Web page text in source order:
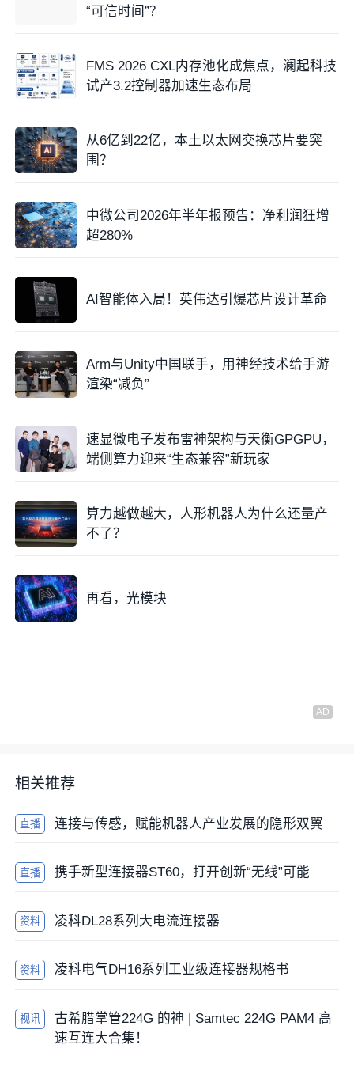
“可信时间”？
FMS 2026 CXL内存池化成焦点，澜起科技
试产3.2控制器加速生态布局
从6亿到22亿，本土以太网交换芯片要突
围？
中微公司2026年半年报预告：净利润狂增
超280%
AI智能体入局！英伟达引爆芯片设计革命
Arm与Unity中国联手，用神经技术给手游
渲染“减负”
速显微电子发布雷神架构与天衡GPGPU，
端侧算力迎来“生态兼容”新玩家
算力越做越大，人形机器人为什么还量产
不了？
再看，光模块
相关推荐
直播 连接与传感，赋能机器人产业发展的隐形双翼
直播 携手新型连接器ST60，打开创新“无线”可能
资料 凌科DL28系列大电流连接器
资料 凌科电气DH16系列工业级连接器规格书
视讯
古希腊掌管224G 的神 | Samtec 224G PAM4 高
速互连大合集！